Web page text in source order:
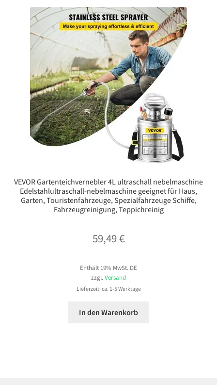
VEVOR Gartenteichvernebler 4L ultraschall nebelmaschine
Edelstahlultraschall-nebelmaschine geeignet für Haus,
Garten, Touristenfahrzeuge, Spezialfahrzeuge Schiffe,
Fahrzeugreinigung, Teppichreinig
59,49€
Enthält 19% MwSt. DE
zzgl. Versand
Lieferzeit: ca. 1-5 Werktage
In den Warenkorb